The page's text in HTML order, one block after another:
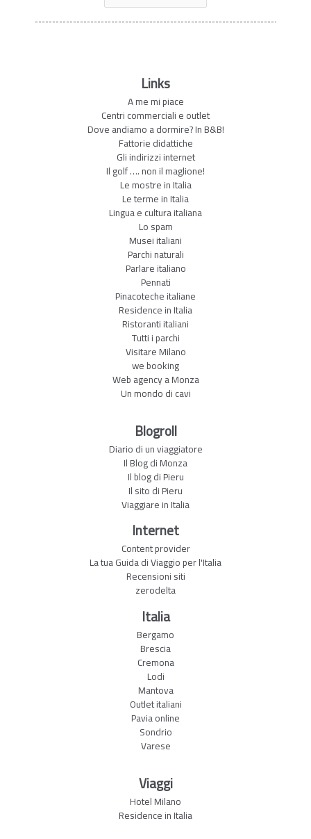
Links
A me mi piace
Centri commerciali e outlet
Dove andiamo a dormire? In B&B!
Fattorie didattiche
Gli indirizzi internet
Il golf …. non il maglione!
Le mostre in Italia
Le terme in Italia
Lingua e cultura italiana
Lo spam
Musei italiani
Parchi naturali
Parlare italiano
Pennati
Pinacoteche italiane
Residence in Italia
Ristoranti italiani
Tutti i parchi
Visitare Milano
we booking
Web agency a Monza
Un mondo di cavi
Blogroll
Diario di un viaggiatore
Il Blog di Monza
Il blog di Pieru
Il sito di Pieru
Viaggiare in Italia
Internet
Content provider
La tua Guida di Viaggio per l'Italia
Recensioni siti
zerodelta
Italia
Bergamo
Brescia
Cremona
Lodi
Mantova
Outlet italiani
Pavia online
Sondrio
Varese
Viaggi
Hotel Milano
Residence in Italia